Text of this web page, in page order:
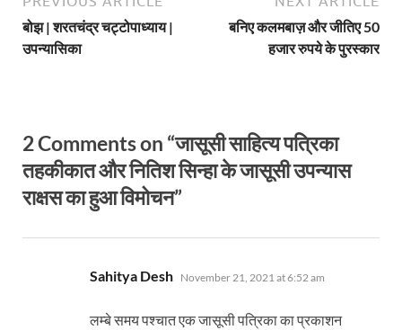
बोझ | शरतचंद्र चट्टोपाध्याय |
उपन्यासिका
बनिए कलमबाज़ और जीतिए 50
हजार रुपये के पुरस्कार
2 Comments on “जासूसी साहित्य पत्रिका
तहकीकात और नितिश सिन्हा के जासूसी उपन्यास
राक्षस का हुआ विमोचन”
Sahitya Desh says:
November 21, 2021 at 6:52 am
लम्बे समय पश्चात एक जासूसी पत्रिका का प्रकाशन